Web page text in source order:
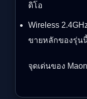
ดิโอ
Wireless
ขายหลักของรุ่น
จุดเด่นของ